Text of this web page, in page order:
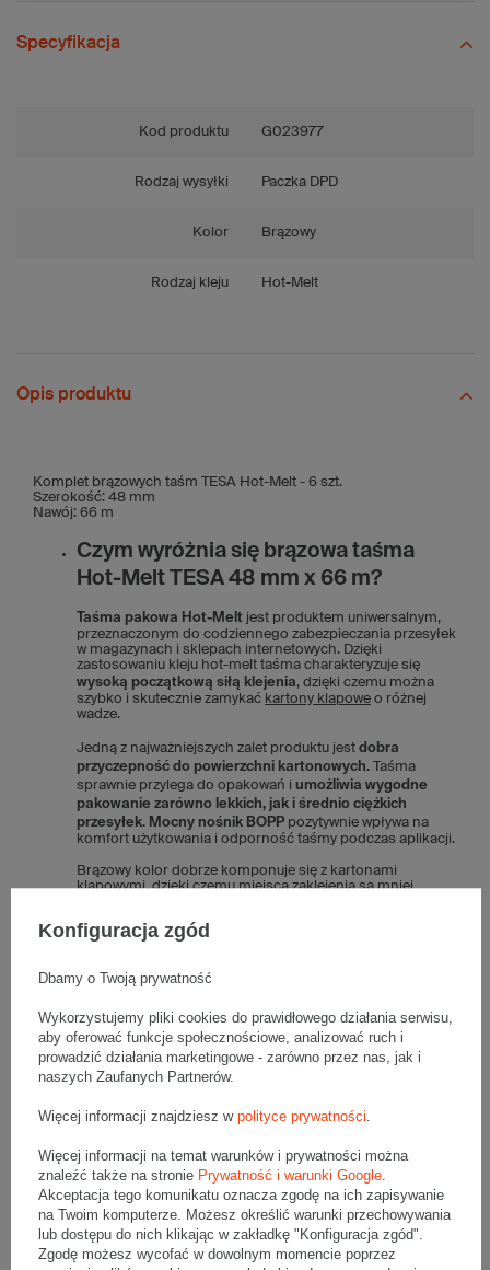
Specyfikacja
Kod produktu G023977
Rodzaj wysyłki Paczka DPD
Kolor Brązowy
Rodzaj kleju Hot-Melt
Opis produktu
Komplet brązowych taśm TESA Hot-Melt - 6 szt.
Szerokość: 48 mm
Nawój: 66 m
Czym wyróżnia się brązowa taśma
Hot-Melt TESA 48 mm x 66 m?
Taśma pakowa Hot-Melt jest produktem uniwersalnym,
przeznaczonym do codziennego zabezpieczania przesyłek
w magazynach i sklepach internetowych. Dzięki
zastosowaniu kleju hot-melt taśma charakteryzuje się
wysoką początkową siłą klejenia, dzięki czemu można
szybko i skutecznie zamykać kartony klapowe o różnej
wadze.
Jedną z najważniejszych zalet produktu jest dobra
przyczepność do powierzchni kartonowych. Taśma
sprawnie przylega do opakowań i umożliwia wygodne
pakowanie zarówno lekkich, jak i średnio ciężkich
przesyłek. Mocny nośnik BOPP pozytywnie wpływa na
komfort użytkowania i odporność taśmy podczas aplikacji.
Brązowy kolor dobrze komponuje się z kartonami
klapowymi, dzięki czemu miejsca zaklejenia są mniej
TESA 48 mm x 66 m?
Dzięki swoim właściwościom mocna taśma pakowa
sprawdza się przy zaklejaniu:
lekkich i średnich kartonów klapowych,
opakowań wysyłkowych w e-commerce,
paletowego,
dokumentów.
Gdzie wykorzystać taśmę pakową
Hot-Melt brązową TESA 48 mm x 66
m?
Konfiguracja zgód
Dbamy o Twoją prywatność
Wykorzystujemy pliki cookies do prawidłowego działania serwisu,
aby oferować funkcje społecznościowe, analizować ruch i
prowadzić działania marketingowe - zarówno przez nas, jak i
naszych Zaufanych Partnerów.
Więcej informacji znajdziesz w polityce prywatności
Więcej informacji na temat warunków i prywatności można
znaleźć także na stronie Prywatność i warunki Google
Akceptacja tego komunikatu oznacza zgodę na ich zapisywanie
na Twoim komputerze. Możesz określić warunki przechowywania
lub dostępu do nich klikając w zakładkę "Konfiguracja zgód".
Zgodę możesz wycofać w dowolnym momencie poprzez